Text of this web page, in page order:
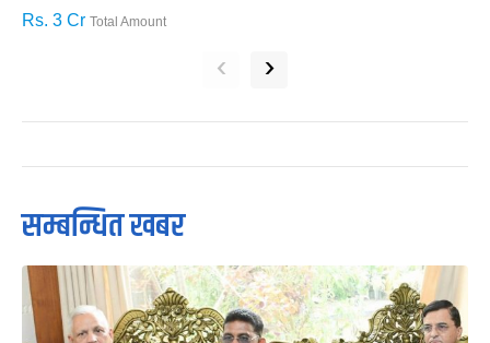
Rs. 3 Cr Total Amount
‹ ›
सम्बन्धित खबर